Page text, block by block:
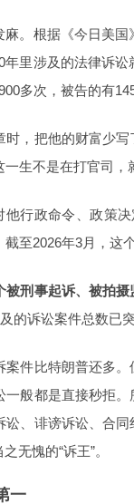
。根据《今日美
年里涉及的法律诉
多次，被告的有
，把他的财富少
一生不是在打官司
行政命令、政策
至2026年3月，这
被刑事起诉、被拍
的诉讼案件总数已
件比特朗普还多
般都是直接秒拒
讼、诽谤诉讼、合
无愧的“诉王”。
一